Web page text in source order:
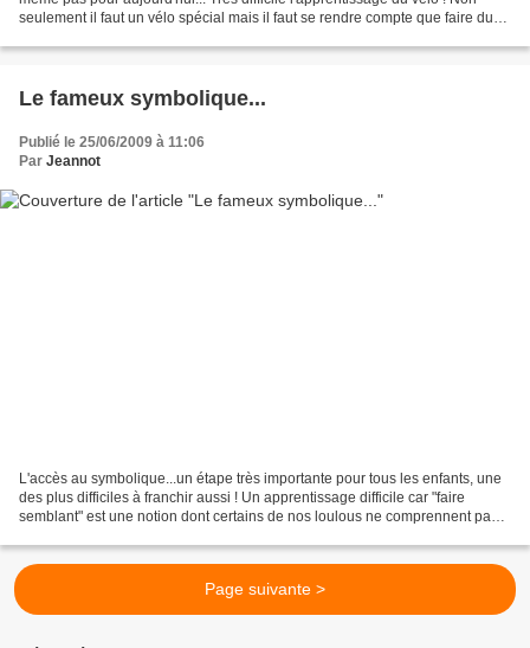
seulement il faut un vélo spécial mais il faut se rendre compte que faire du
Le fameux symbolique...
Publié le 25/06/2009 à 11:06
Par Jeannot
L'accès au symbolique...un étape très importante pour tous les enfants, une
des plus difficiles à franchir aussi ! Un apprentissage difficile car "faire
semblant" est une notion dont certains de nos loulous ne comprennent pas
Page suivante >